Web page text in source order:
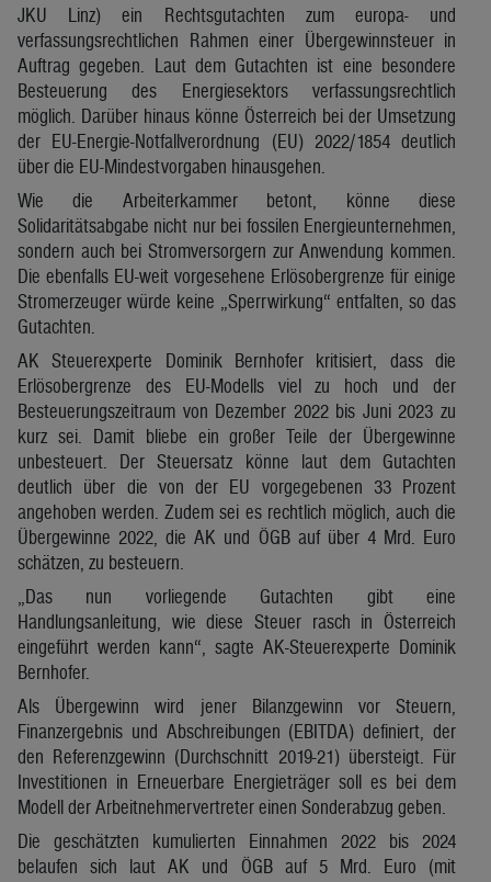
JKU Linz) ein Rechtsgutachten zum europa- und
verfassungsrechtlichen Rahmen einer Übergewinnsteuer in
Auftrag gegeben. Laut dem Gutachten ist eine besondere
Besteuerung des Energiesektors verfassungsrechtlich
möglich. Darüber hinaus könne Österreich bei der Umsetzung
der EU-Energie-Notfallverordnung (EU) 2022/1854 deutlich
über die EU-Mindestvorgaben hinausgehen.
Wie die Arbeiterkammer betont, könne diese
Solidaritätsabgabe nicht nur bei fossilen Energieunternehmen,
sondern auch bei Stromversorgern zur Anwendung kommen.
Die ebenfalls EU-weit vorgesehene Erlösobergrenze für einige
Stromerzeuger würde keine „Sperrwirkung“ entfalten, so das
Gutachten.
AK Steuerexperte Dominik Bernhofer kritisiert, dass die
Erlösobergrenze des EU-Modells viel zu hoch und der
Besteuerungszeitraum von Dezember 2022 bis Juni 2023 zu
kurz sei. Damit bliebe ein großer Teile der Übergewinne
unbesteuert. Der Steuersatz könne laut dem Gutachten
deutlich über die von der EU vorgegebenen 33 Prozent
angehoben werden. Zudem sei es rechtlich möglich, auch die
Übergewinne 2022, die AK und ÖGB auf über 4 Mrd. Euro
schätzen, zu besteuern.
„Das nun vorliegende Gutachten gibt eine
Handlungsanleitung, wie diese Steuer rasch in Österreich
eingeführt werden kann“, sagte AK-Steuerexperte Dominik
Bernhofer.
Als Übergewinn wird jener Bilanzgewinn vor Steuern,
Finanzergebnis und Abschreibungen (EBITDA) definiert, der
den Referenzgewinn (Durchschnitt 2019-21) übersteigt. Für
Investitionen in Erneuerbare Energieträger soll es bei dem
Modell der Arbeitnehmervertreter einen Sonderabzug geben.
Die geschätzten kumulierten Einnahmen 2022 bis 2024
belaufen sich laut AK und ÖGB auf 5 Mrd. Euro (mit